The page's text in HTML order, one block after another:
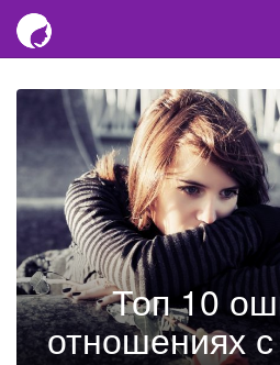
Топ 10
отношениях